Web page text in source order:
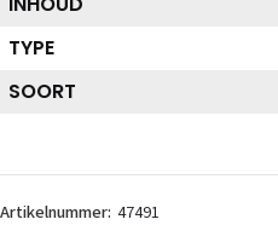
TYPE
SOORT
Artikelnummer: 47491